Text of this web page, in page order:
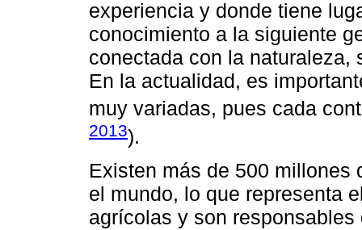
experiencia y donde tiene
conocimiento a la siguiente
conectada con la naturaleza,
En la actualidad, es
muy variadas, pues cada
2013).
Existen más de 500 millones
el mundo, lo que representa
agrícolas y son